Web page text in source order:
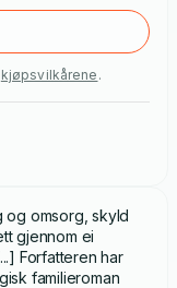
kjøpsvilkårene .
og omsorg, skyld
gjennom ei
Forfatteren har
familieroman